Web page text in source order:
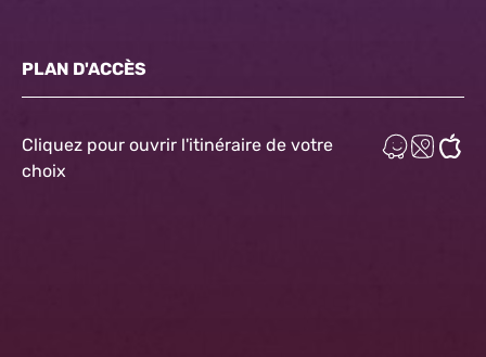
PLAN D'ACCÈS
Cliquez pour ouvrir l'itinéraire de votre
choix